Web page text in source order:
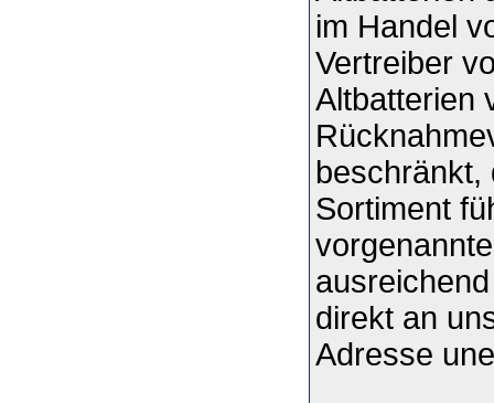
im Handel
Vertreiber
Altbatterien
beschränkt,
Sortiment
direkt an
Adresse